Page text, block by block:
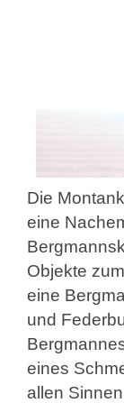
Die
eine
Objekte
eine
und
eines S
allen